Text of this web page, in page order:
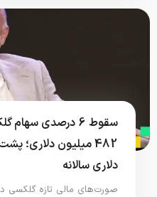
سقوط 6 درصدی
دلاری سالانه
صورت‌های مالی تازه گلکسی